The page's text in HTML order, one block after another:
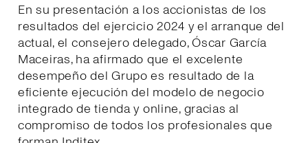
En su presentación a los accionistas de los
resultados del ejercicio 2024 y el arranque del
actual, el consejero delegado, Óscar García
Maceiras, ha afirmado que el excelente
desempeño del Grupo es resultado de la
eficiente ejecución del modelo de negocio
integrado de tienda y online, gracias al
compromiso de todos los profesionales que